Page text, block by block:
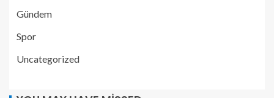
Gündem
Spor
Uncategorized